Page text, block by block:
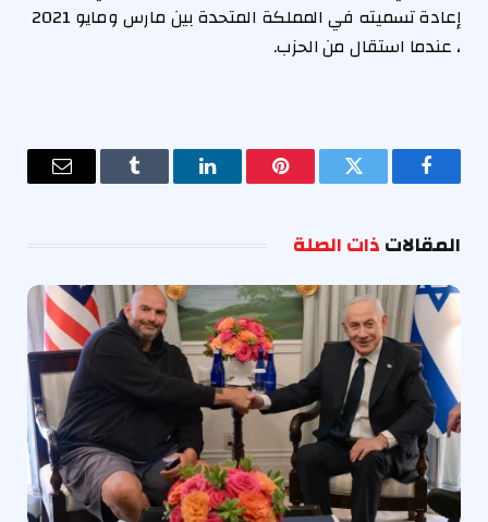
إعادة تسميته في المملكة المتحدة بين مارس ومايو 2021
، عندما استقال من الحزب.
فيسبوك تويتر بينتيريستلينكدإن Tumblr
البريد
المقالاتذات الصلة